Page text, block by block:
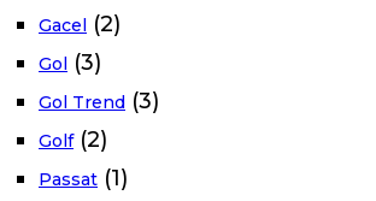
Gacel (2)
Gol (3)
Gol Trend (3)
Golf (2)
Passat (1)